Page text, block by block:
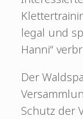
legal und
Hanni“
Der
Schutz der